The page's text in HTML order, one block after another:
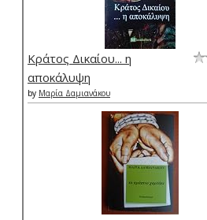
Κράτος Δικαίου... η
αποκάλυψη
by Μαρία Δαμιανάκου